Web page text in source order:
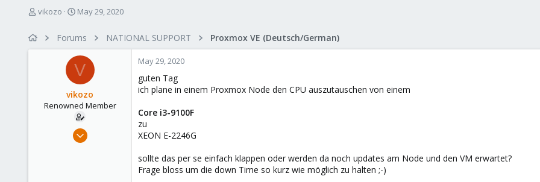
T
vikozo
S
r
t
d
a
t
e
May 29, 2020
Forums NATIONAL SUPPORT Proxmox VE (Deutsch/German)
V
vikozo
Renowned Member
May 4, 2014
May 29, 2020
guten Tag
ich plane in einem Proxmox Node den CPU auszutauschen von einem
Core i3-9100F
zu
XEON E-2246G
sollte das per se einfach klappen oder werden da noch updates am Node und den VM erwartet?
Frage bloss um die down Time so kurz wie möglich zu halten ;-)